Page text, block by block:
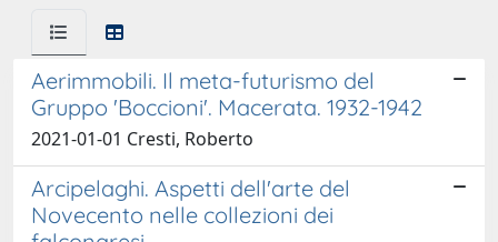
Aerimmobili. Il meta-futurismo del
Gruppo 'Boccioni'. Macerata. 1932-1942
2021-01-01 Cresti, Roberto
Arcipelaghi. Aspetti dell'arte del
Novecento nelle collezioni dei